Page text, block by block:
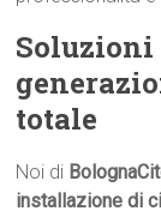
totale
Noi di
installazione di